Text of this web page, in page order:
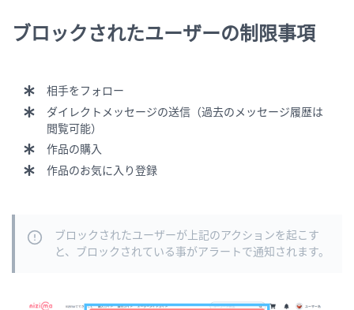
ブロックされたユーザーの制限事項
相手をフォロー
ダイレクトメッセージの送信（過去のメッセージ履歴は
閲覧可能）
作品の購入
作品のお気に入り登録
ブロックされたユーザーが上記のアクションを起こす
と、ブロックされている事がアラートで通知されます。